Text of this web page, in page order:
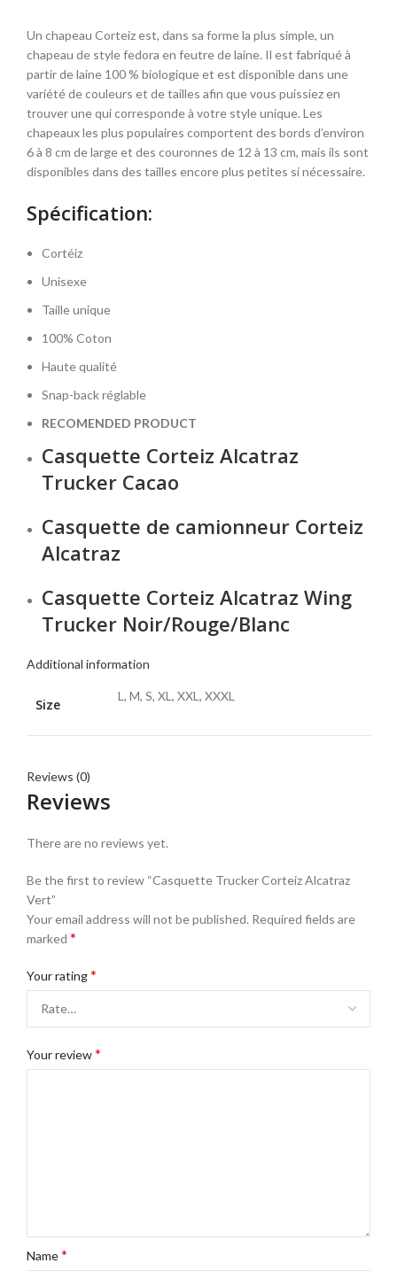
Un chapeau Corteiz est, dans sa forme la plus simple, un
chapeau de style fedora en feutre de laine. Il est fabriqué à
partir de laine 100 % biologique et est disponible dans une
variété de couleurs et de tailles afin que vous puissiez en
trouver une qui corresponde à votre style unique. Les
chapeaux les plus populaires comportent des bords d’environ
6 à 8 cm de large et des couronnes de 12 à 13 cm, mais ils sont
disponibles dans des tailles encore plus petites si nécessaire.
Spécification:
Cortéiz
Unisexe
Taille unique
100% Coton
Haute qualité
Snap-back réglable
RECOMENDED PRODUCT
Casquette Corteiz Alcatraz
Trucker Cacao
Casquette de camionneur Corteiz
Alcatraz
Casquette Corteiz Alcatraz Wing
Trucker Noir/Rouge/Blanc
Additional information
Size
L, M, S, XL, XXL, XXXL
Reviews (0)
Reviews
There are no reviews yet.
Be the first to review “Casquette Trucker Corteiz Alcatraz
Vert”
Your email address will not be published. Required fields are
marked *
Your rating*
Your review*
Name*